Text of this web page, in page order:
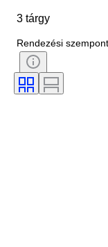
Country of origin
Korszak
3 tárgy
Rendezési szempont